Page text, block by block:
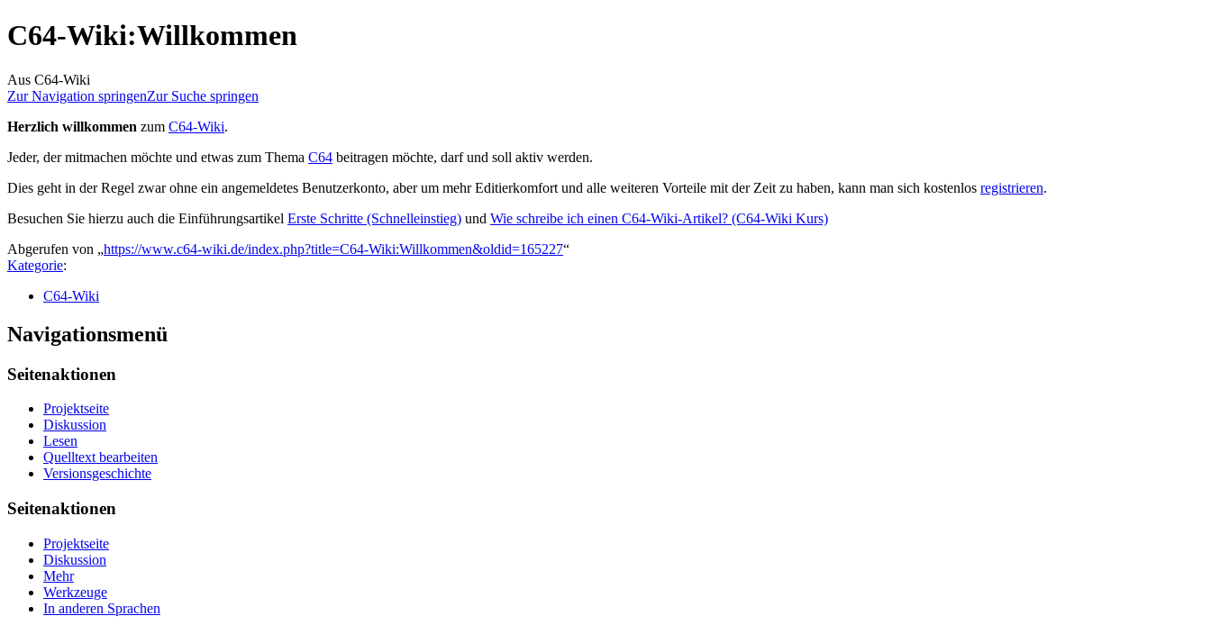
C64-Wiki:Willkommen
Aus C64-Wiki
Zur Navigation springenZur Suche springen
Herzlich willkommen zum C64-Wiki.
Jeder, der mitmachen möchte und etwas zum Thema C64 beitragen möchte, darf und soll aktiv werden.
Dies geht in der Regel zwar ohne ein angemeldetes Benutzerkonto, aber um mehr Editierkomfort und alle weiteren Vorteile mit der Zeit zu haben, kann man sich kostenlos registrieren.
Besuchen Sie hierzu auch die Einführungsartikel Erste Schritte (Schnelleinstieg) und Wie schreibe ich einen C64-Wiki-Artikel? (C64-Wiki Kurs)
Abgerufen von „https://www.c64-wiki.de/index.php?title=C64-Wiki:Willkommen&oldid=165227“
Kategorie:
C64-Wiki
Navigationsmenü
Seitenaktionen
Projektseite
Diskussion
Lesen
Quelltext bearbeiten
Versionsgeschichte
Seitenaktionen
Projektseite
Diskussion
Mehr
Werkzeuge
In anderen Sprachen